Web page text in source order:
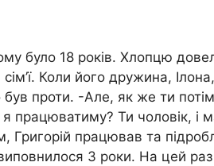
було 18 років. Хлопцю
Коли його дружина,
був проти. -Але, як же ти
Ти чоловік, і
Григорій працював та
3 роки. На цей